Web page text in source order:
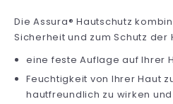
Die Assura® Hautschutz
Sicherheit und zum Schutz der
eine feste Auflage auf Ihrer
Feuchtigkeit von Ihrer Haut
hautfreundlich zu wirken